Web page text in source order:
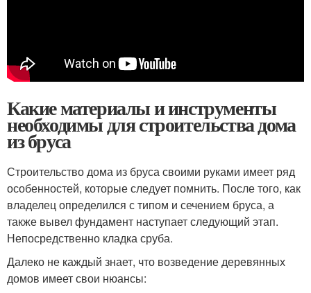
Какие материалы и инструменты
необходимы для строительства дома
из бруса
Строительство дома из бруса своими руками имеет ряд
особенностей, которые следует помнить. После того, как
владелец определился с типом и сечением бруса, а
также вывел фундамент наступает следующий этап.
Непосредственно кладка сруба.
Далеко не каждый знает, что возведение деревянных
домов имеет свои нюансы: